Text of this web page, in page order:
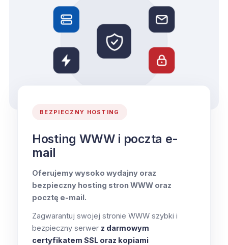
BEZPIECZNY HOSTING
Hosting WWW i poczta e-
mail
Oferujemy wysoko wydajny oraz
bezpieczny hosting stron WWW oraz
pocztę e-mail.
Zagwarantuj swojej stronie WWW szybki i
bezpieczny serwer z darmowym
certyfikatem SSL oraz kopiami